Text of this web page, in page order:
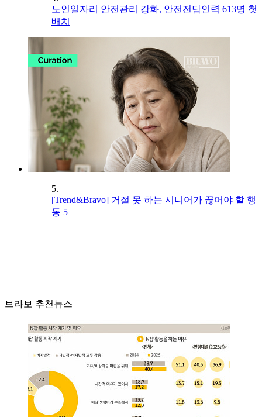
노인일자리 안전관리 강화, 안전전담인력 613명 첫
배치
5.
[Trend&Bravo] 거절 못 하는 시니어가 끊어야 할 행
동 5
브라보 추천뉴스